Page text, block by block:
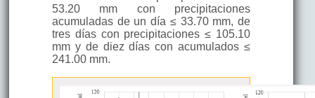
53.20 mm con precipitaciones
acumuladas de un día ≤ 33.70 mm, de
tres días con precipitaciones ≤ 105.10
mm y de diez días con acumulados ≤
241.00 mm.